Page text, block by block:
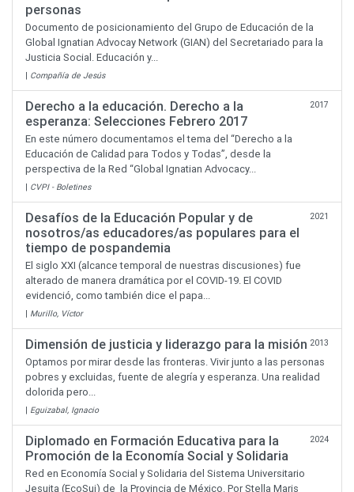
personas
Documento de posicionamiento del Grupo de Educación de la
Global Ignatian Advocay Network (GIAN) del Secretariado para la
Justicia Social. Educación y...
| Compañía de Jesús
Derecho a la educación. Derecho a la
esperanza: Selecciones Febrero 2017
2017
En este número documentamos el tema del “Derecho a la
Educación de Calidad para Todos y Todas”, desde la
perspectiva de la Red “Global Ignatian Advocacy...
| CVPI - Boletines
Desafíos de la Educación Popular y de
nosotros/as educadores/as populares para el
tiempo de pospandemia
2021
El siglo XXI (alcance temporal de nuestras discusiones) fue
alterado de manera dramática por el COVID-19. El COVID
evidenció, como también dice el papa...
| Murillo, Víctor
Dimensión de justicia y liderazgo para la misión 2013
Optamos por mirar desde las fronteras. Vivir junto a las personas
pobres y excluidas, fuente de alegría y esperanza. Una realidad
dolorida pero...
| Eguizabal, Ignacio
Diplomado en Formación Educativa para la
Promoción de la Economía Social y Solidaria
2024
Red en Economía Social y Solidaria del Sistema Universitario
Jesuita (EcoSuj) de la Provincia de México. Por Stella Maris